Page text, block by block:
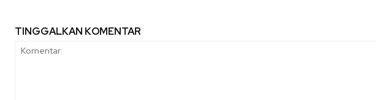
TINGGALKAN KOMENTAR